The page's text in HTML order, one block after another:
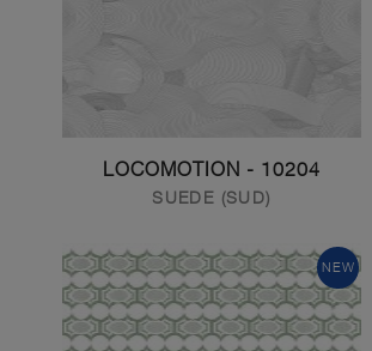
10204 - LOCOMOTION
SUEDE (SUD)
NEW